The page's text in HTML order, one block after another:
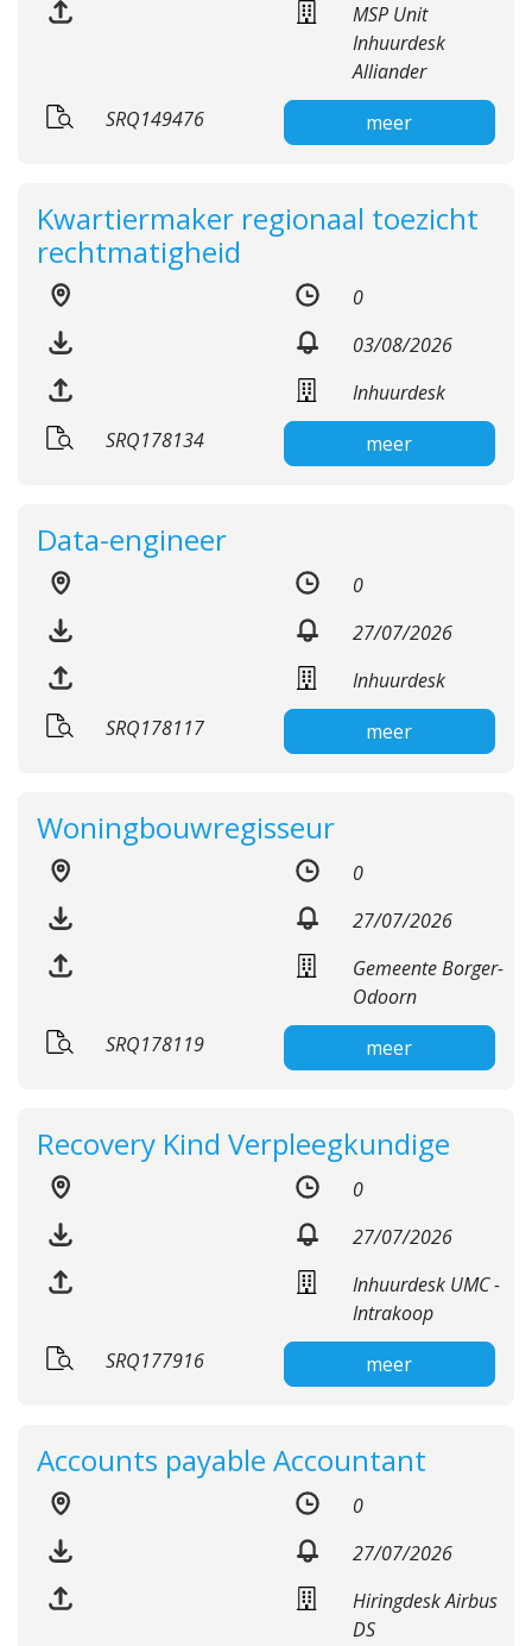
MSP Unit
Inhuurdesk
Alliander
SRQ149476
meer
Kwartiermaker regionaal toezicht
rechtmatigheid
0
03/08/2026
Inhuurdesk
SRQ178134
meer
Data-engineer
0
27/07/2026
Inhuurdesk
SRQ178117
meer
Woningbouwregisseur
0
27/07/2026
Gemeente Borger-
Odoorn
SRQ178119
meer
Recovery Kind Verpleegkundige
0
27/07/2026
Inhuurdesk UMC -
Intrakoop
SRQ177916
meer
Accounts payable Accountant
0
27/07/2026
Hiringdesk Airbus
DS